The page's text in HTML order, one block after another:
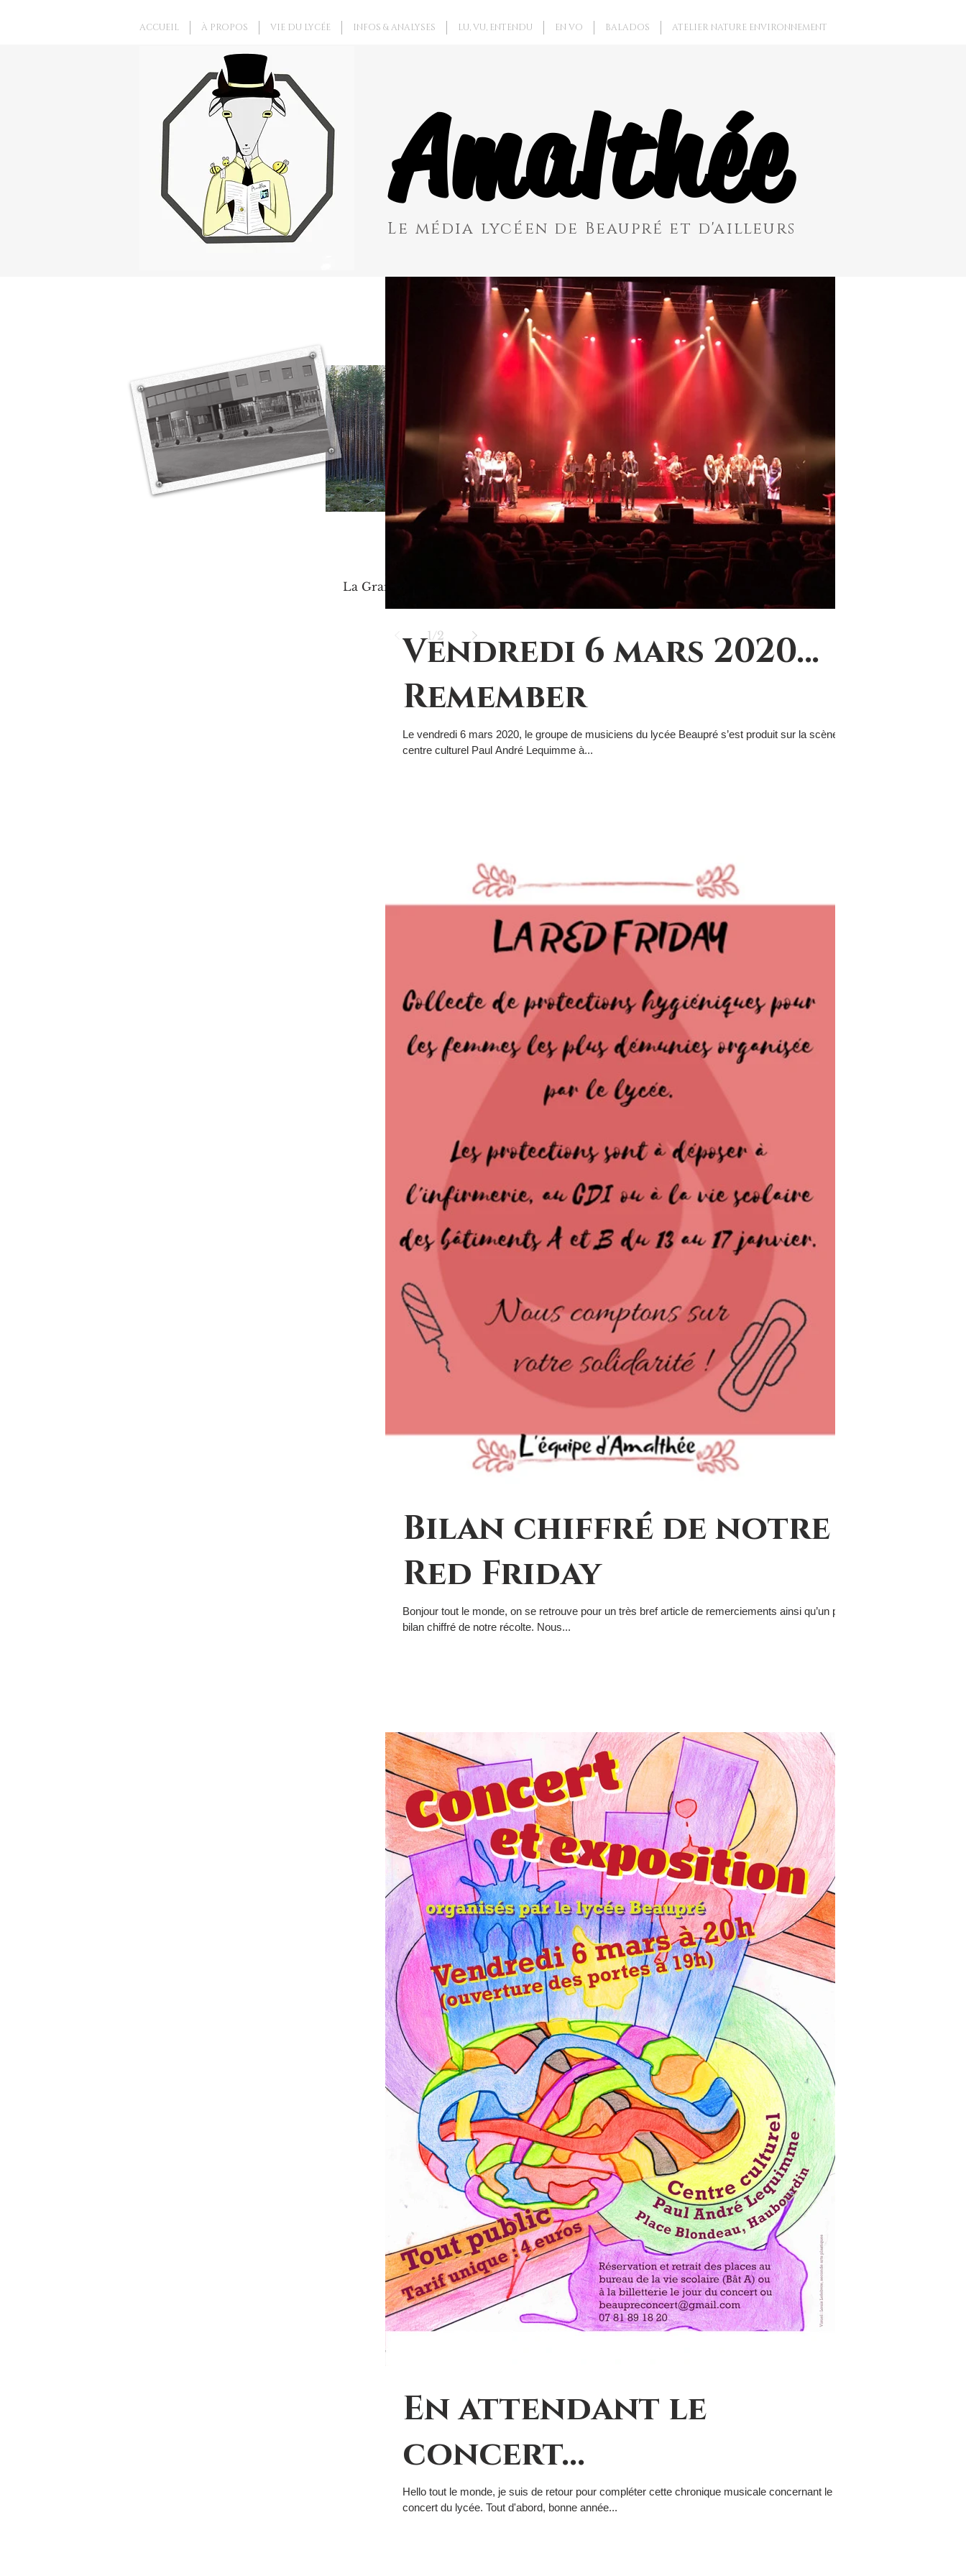
L'enfer sur Terre : la grande
La Grande Terreur en URSS, 1937-
1938. Carte tirée du manuel
Né à Rostov de père diplomate russe
1/2
Vendredi 6 mars 2020…
Remember
Le vendredi 6 mars 2020, le groupe de musiciens du lycée Beaupré s’est produit sur la scène du
centre culturel Paul André Lequimme à...
Bilan chiffré de notre
Red Friday
Bonjour tout le monde, on se retrouve pour un très bref article de remerciements ainsi qu’un petit
bilan chiffré de notre récolte. Nous...
En attendant le
concert...
Hello tout le monde, je suis de retour pour compléter cette chronique musicale concernant le
concert du lycée. Tout d'abord, bonne année...
ACCUEIL À PROPOS VIE DU LYCÉE INFOS & ANALYSES LU, VU, ENTENDU EN VO BALADOS ATELIER NATURE ENVIRONNEMENT
Le média lycéen de Beaupré et d'ailleurs
Amalthée